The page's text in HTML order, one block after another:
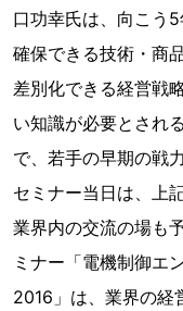
口功幸氏は、向こう
確保できる技術・商
差別化できる経営戦
い知識が必要とされ
で、若手の早期の戦
セミナー当日は、上
業界内の交流の場も
ミナー「電機制御エ
2016」は、業界の経